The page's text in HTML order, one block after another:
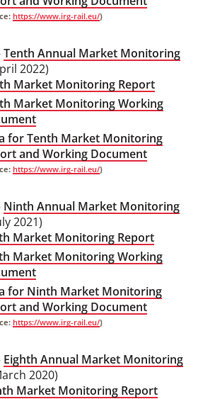
https://www.irg-rail.eu/)
Tenth Annual Market Monitoring
2022)
Market Monitoring Report
Market Monitoring Working
for Tenth Market Monitoring
and Working Document
https://www.irg-rail.eu/)
Ninth Annual Market Monitoring
2021)
Market Monitoring Report
Market Monitoring Working
for Ninth Market Monitoring
and Working Document
https://www.irg-rail.eu/)
Eighth Annual Market Monitoring
2020)
Market Monitoring Report